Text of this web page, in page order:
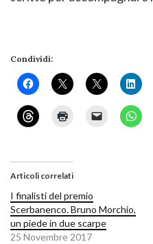
Condividi:
Articoli correlati
I finalisti del premio
Scerbanenco. Bruno Morchio,
un piede in due scarpe
25 Novembre 2017